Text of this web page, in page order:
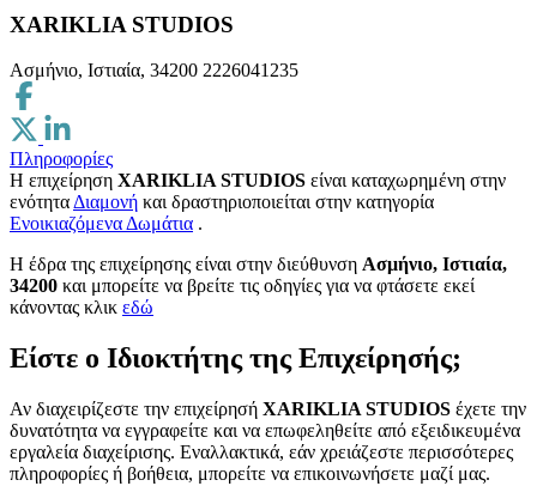
XARIKLIA STUDIOS
Ασμήνιο, Ιστιαία, 34200 2226041235
Πληροφορίες
Η επιχείρηση XARIKLIA STUDIOS είναι καταχωρημένη στην
ενότηταΔιαμονή και δραστηριοποιείται στην κατηγορία
Ενοικιαζόμενα Δωμάτια .
H έδρα της επιχείρησης είναι στην διεύθυνση Ασμήνιο, Ιστιαία,
34200 και μπορείτε να βρείτε τις οδηγίες για να φτάσετε εκεί
κάνοντας κλικ εδώ
Είστε ο Ιδιοκτήτης της Επιχείρησής;
Αν διαχειρίζεστε την επιχείρησή XARIKLIA STUDIOS έχετε την
δυνατότητα να εγγραφείτε και να επωφεληθείτε από εξειδικευμένα
εργαλεία διαχείρισης. Εναλλακτικά, εάν χρειάζεστε περισσότερες
πληροφορίες ή βοήθεια, μπορείτε να επικοινωνήσετε μαζί μας.